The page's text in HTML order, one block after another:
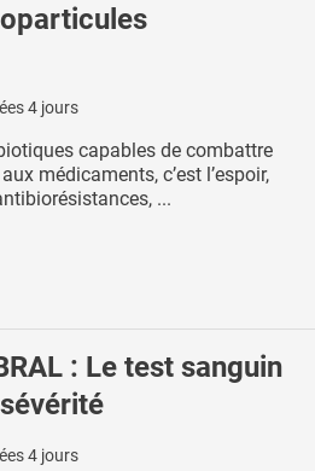
4 jours
capables de combattre
médicaments, c’est l’espoir,
...
: Le test sanguin
4 jours